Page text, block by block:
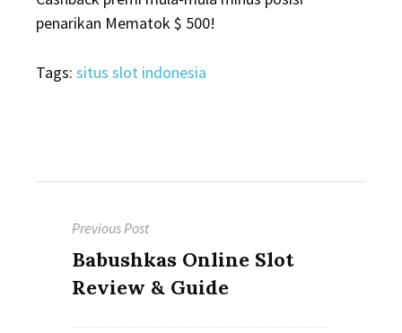
penarikan Mematok $ 500!
Tags: situs slot indonesia
navigation
Previous Post
Previous
post:
Babushkas Online Slot
Review & Guide